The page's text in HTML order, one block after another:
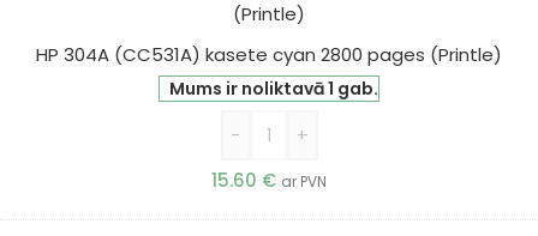
(Printle)
HP 304A (CC531A) kasete cyan 2800 pages (Printle)
Mums ir noliktavā 1 gab.
-
+
15.60 € ar PVN